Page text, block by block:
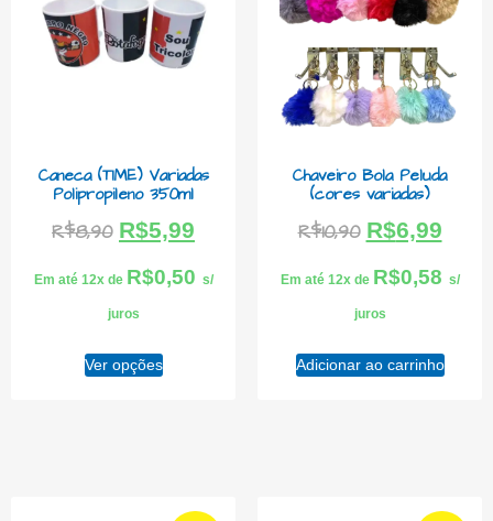
Caneca (TIME) Variadas
Polipropileno 350ml
R$8,90 R$5,99
Em até 12x de R$0,50 s/
juros
Ver opções
Chaveiro Bola Peluda
(cores variadas)
R$10,90 R$6,99
Em até 12x de R$0,58 s/
juros
Adicionar ao carrinho